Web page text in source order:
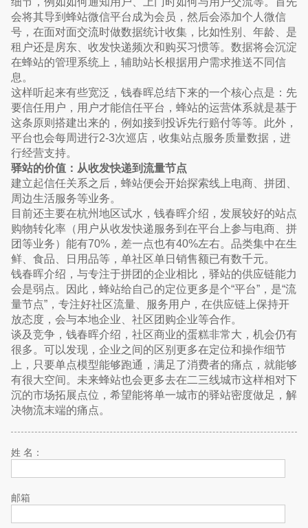
会将其导到蜂站微信平台成为会员，然后会添加个人微信
号，在面对面交流时做数据统计收集，比如性别、年龄、是
租户还是房东、收发快递频次和购买习惯等。数据将会沉淀
在蜂站的管理系统上，辅助站长根据用户需求推送不同信
息。
这样听起来有些宽泛，钱春晖总结下来的一个核心点是：先
要信任用户，用户才能信任平台，蜂站的运营体系就是基于
这条原则搭建出来的，例如接到投诉先行赔付等等。此外，
平台也会每周进行2-3次巡店，收集站点服务质量数据，进
行经营支持。
驿站的价值：从收发快递到流量节点
建立起信任关系之后，蜂站便会开始探索线上电商、拼团、
周边生活服务等业务。
目前还主要在杭州地区试水，钱春晖介绍，发展较好的站点
购物转化率（用户从收发快递服务到在平台上参与电商、拼
团等业务）能有70%，差一点也有40%左右。品类集中在生
鲜、食品、日用品等，单社区单日销售额已有数千元。
钱春晖介绍，与专注于拼团的企业相比，驿站的供应链能力
会是弱点。因此，蜂站给自己的定位更多是个“平台”，是“流
量节点”，专注好社区流量、服务用户，在供应链上保持开
放态度，会与本地企业、社区团购企业等合作。
谈及竞争，钱春晖介绍，社区商业的蛋糕非常大，机会仍有
很多。可以发现，企业之间的区别更多在定位和操作细节
上，只要单点模型能够跑通，满足了消费者的痛点，就能够
有很大空间。未来蜂站也会更多去在二三线城市这样相对下
沉的市场拓展点位，希望能将单一城市的驿站密度做足，解
决物流末端的痛点。
姓 名：
邮箱